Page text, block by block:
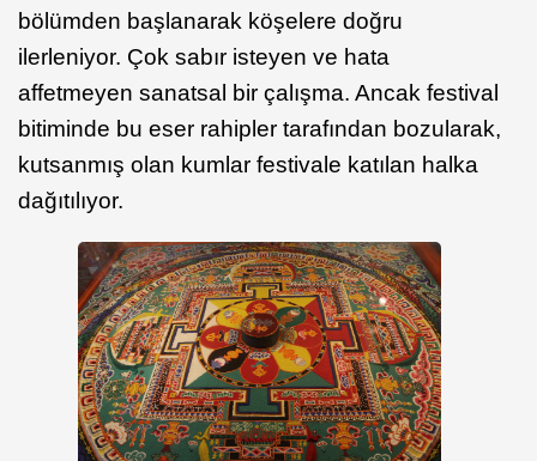
bölümden başlanarak köşelere doğru
ilerleniyor. Çok sabır isteyen ve hata
affetmeyen sanatsal bir çalışma. Ancak festival
bitiminde bu eser rahipler tarafından bozularak,
kutsanmış olan kumlar festivale katılan halka
dağıtılıyor.